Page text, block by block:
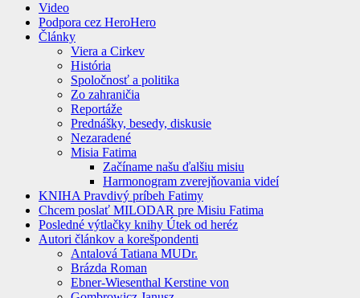
Video
Podpora cez HeroHero
Články
Viera a Cirkev
História
Spoločnosť a politika
Zo zahraničia
Reportáže
Prednášky, besedy, diskusie
Nezaradené
Misia Fatima
Začíname našu ďalšiu misiu
Harmonogram zverejňovania videí
KNIHA Pravdivý príbeh Fatimy
Chcem poslať MILODAR pre Misiu Fatima
Posledné výtlačky knihy Útek od heréz
Autori článkov a korešpondenti
Antalová Tatiana MUDr.
Brázda Roman
Ebner-Wiesenthal Kerstine von